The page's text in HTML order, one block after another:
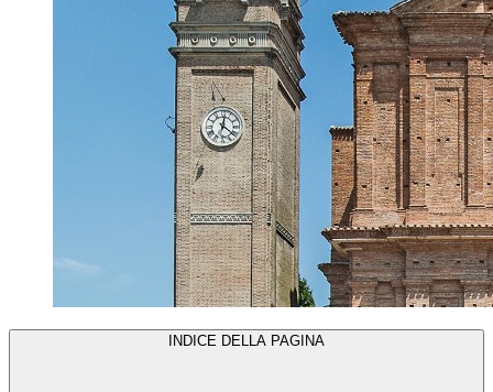
INDICE DELLA PAGINA